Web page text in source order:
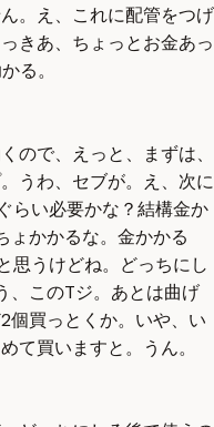
。え、これに配管をつげ
きあ、ちょっとお金あっ
る。
ので、えっと、まずは、
うわ、セブが。え、次に
らい必要かな？結構金か
ょかかるな。金かかる
思うけどね。どっちにし
、このTジ。あとは曲げ
個買っとくか。いや、い
て買いますと。うん。